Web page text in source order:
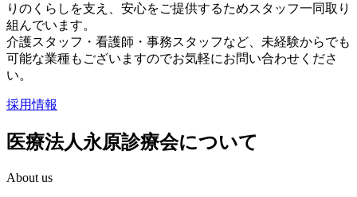
りのくらしを支え、安心をご提供するためスタッフ一同取り
組んでいます。
介護スタッフ・看護師・事務スタッフなど、未経験からでも
可能な業種もございますのでお気軽にお問い合わせくださ
い。
採用情報
医療法人永原診療会について
About us